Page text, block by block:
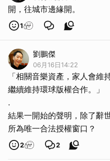
開，往城市邊緣開。
1
劉鵬傑
06月16日14:22
「相關音樂資產，家人會維
繼續維持環球版權合作。」
.
結果一開始的聲明，除了辭
所為唯一合法授權窗口？
2 2